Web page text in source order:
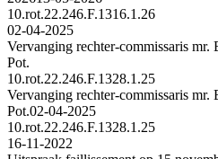
10.rot.22.246.F.1316.1.26
02-04-2025
Vervanging rechter-commissaris mr.
Pot.
10.rot.22.246.F.1328.1.25
Vervanging rechter-commissaris mr.
Pot.02-04-2025
10.rot.22.246.F.1328.1.25
16-11-2022